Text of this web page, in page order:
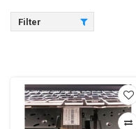
Filter